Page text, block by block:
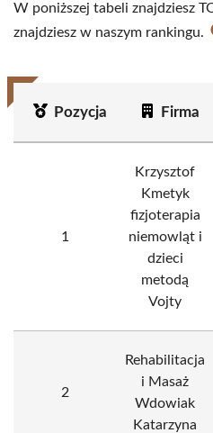
W poniższej tabeli znajdziesz
znajdziesz w naszym rankingu.
Pozycja Firma
1
Krzysztof
Kmetyk
fizjoterapia
niemowląt i
dzieci
metodą
Vojty
2
Rehabilitacja
i Masaż
Wdowiak
Katarzyna